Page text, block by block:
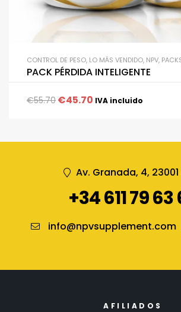
CONTROL DE PESO, LO MÁS VENDIDO, NPV,
PACK PÉRDIDA INTELIGENTE
€55.70 €45.70 IVA incluido
Av. Granada, 4,
+34 611 79 63
info@npvsupplement.com
AFILIADOS